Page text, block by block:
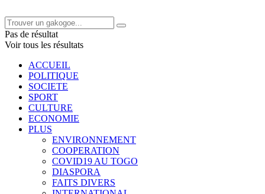
Pas de résultat
Voir tous les résultats
ACCUEIL
POLITIQUE
SOCIETE
SPORT
CULTURE
ECONOMIE
PLUS
ENVIRONNEMENT
COOPERATION
COVID19 AU TOGO
DIASPORA
FAITS DIVERS